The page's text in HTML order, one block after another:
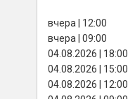
вчера | 12:00
вчера | 09:00
04.08.2026 | 18:00
04.08.2026 | 15:00
04.08.2026 | 12:00